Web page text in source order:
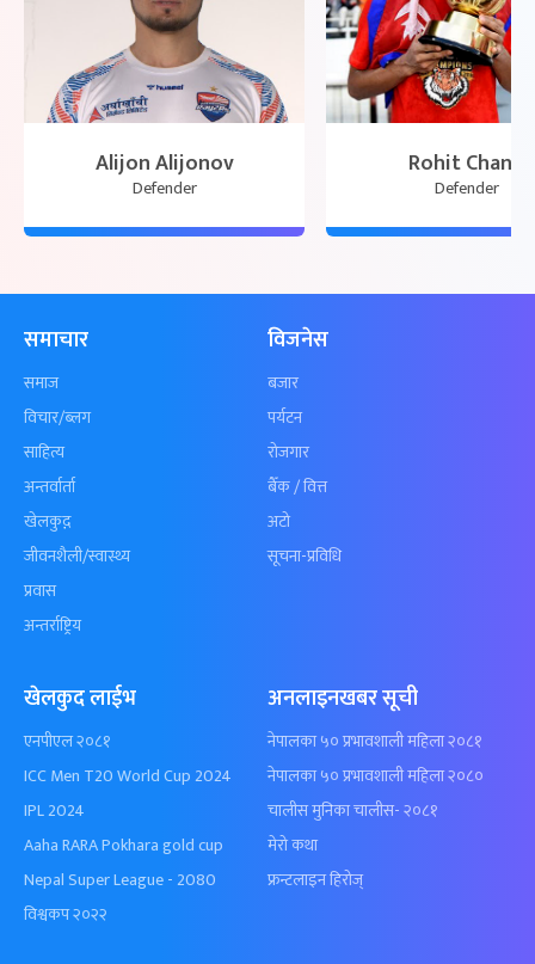
Alijon Alijonov
Defender
Rohit Chand
Defender
समाचार
समाज
विचार/ब्लग
साहित्य
अन्तर्वार्ता
खेलकुद़़
जीवनशैली/स्वास्थ्य
प्रवास
अन्तर्राष्ट्रिय
विजनेस
बजार
पर्यटन
रोजगार
बैँक / वित्त
अटो
सूचना-प्रविधि
खेलकुद लाईभ
एनपीएल २०८१
ICC Men T20 World Cup 2024
IPL 2024
Aaha RARA Pokhara gold cup
Nepal Super League - 2080
विश्वकप २०२२
अनलाइनखबर सूची
नेपालका ५० प्रभावशाली महिला २०८१
नेपालका ५० प्रभावशाली महिला २०८०
चालीस मुनिका चालीस- २०८१
मेरो कथा
फ्रन्टलाइन हिरोज्